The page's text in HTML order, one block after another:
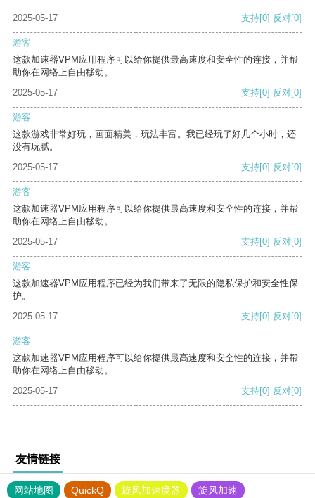
2025-05-17 支持[0] 反对[0]
游客
这款加速器VPM应用程序可以给你提供最高速度和安全性的连接，并帮
助你在网络上自由移动。
2025-05-17
支持[0] 反对[0]
游客
这款游戏非常好玩，画面精美，玩法丰富。我已经玩了好几个小时，还
没有玩腻。
2025-05-17
支持[0] 反对[0]
游客
这款加速器VPM应用程序可以给你提供最高速度和安全性的连接，并帮
助你在网络上自由移动。
2025-05-17
支持[0] 反对[0]
游客
这款加速器VPM应用程序已经为我们带来了无限的隐私保护和安全性保
护。
2025-05-17
支持[0] 反对[0]
游客
这款加速器VPM应用程序可以给你提供最高速度和安全性的连接，并帮
助你在网络上自由移动。
2025-05-17
支持[0] 反对[0]
友情链接
网站地图 QuickQ 旋风加速度器
旋风加速